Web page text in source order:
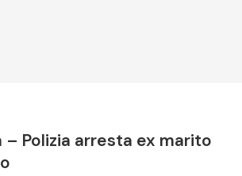
– Polizia arresta ex marito